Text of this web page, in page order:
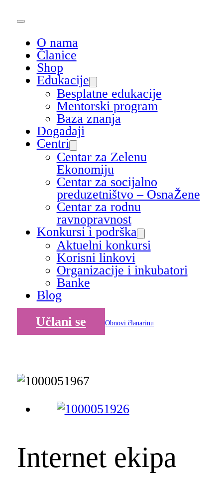
O nama
Članice
Shop
Edukacije
Besplatne edukacije
Mentorski program
Baza znanja
Događaji
Centri
Centar za Zelenu
Ekonomiju
Centar za socijalno
preduzetništvo – OsnaŽene
Centar za rodnu
ravnopravnost
Konkursi i podrška
Aktuelni konkursi
Korisni linkovi
Organizacije i inkubatori
Banke
Blog
Učlani se
Obnovi članarinu
Internet ekipa